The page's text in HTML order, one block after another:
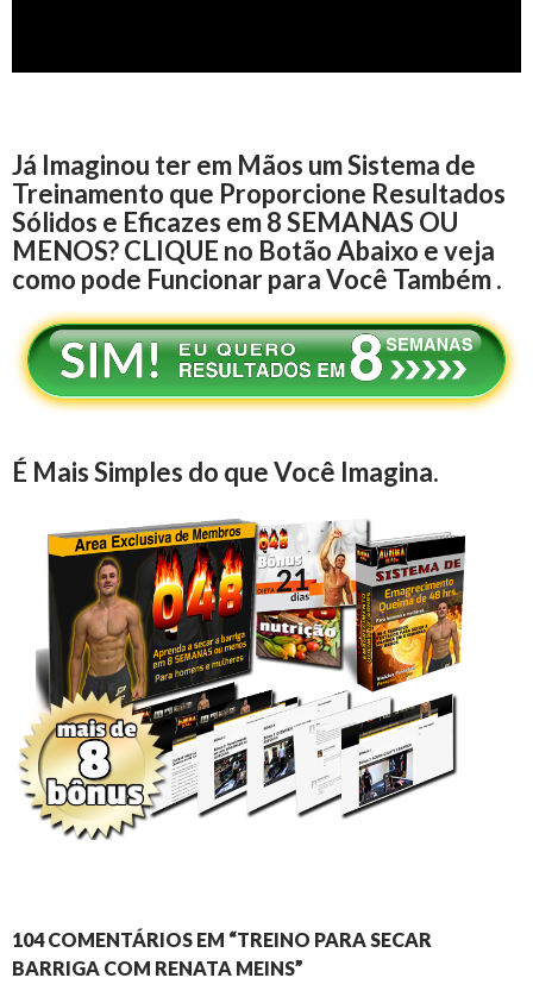
Já Imaginou ter em Mãos um Sistema de
Treinamento que Proporcione Resultados
Sólidos e Eficazes em 8 SEMANAS OU
MENOS? CLIQUE no Botão Abaixo e veja
como pode Funcionar para Você Também .
É Mais Simples do que Você Imagina.
104 COMENTÁRIOS EM “TREINO PARA SECAR
BARRIGA COM RENATA MEINS”